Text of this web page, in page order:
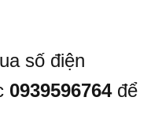
số điện
0939596764để